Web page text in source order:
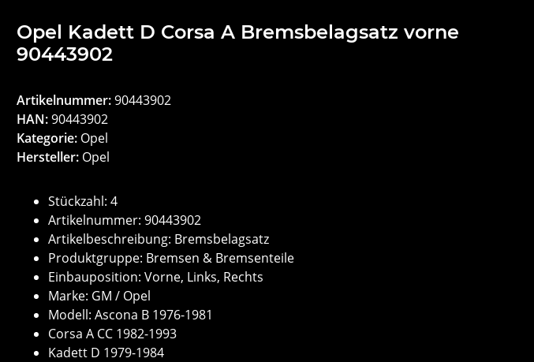
Opel Kadett D Corsa A Bremsbelagsatz vorne
90443902
Artikelnummer:90443902
HAN:90443902
Kategorie: Opel
Hersteller: Opel
Stückzahl: 4
Artikelnummer: 90443902
Artikelbeschreibung: Bremsbelagsatz
Produktgruppe: Bremsen & Bremsenteile
Einbauposition: Vorne, Links, Rechts
Marke: GM / Opel
Modell: Ascona B 1976-1981
Corsa A CC 1982-1993
Kadett D 1979-1984